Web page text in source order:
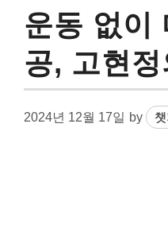
운동 없이
공, 고현
2024년 12월 17일 by 챗